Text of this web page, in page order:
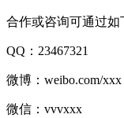
合作或咨询可通过如
QQ：23467321
微博：weibo.com/xxx
微信：vvvxxx